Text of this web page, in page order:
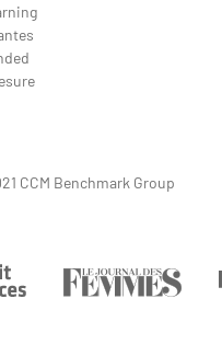
CCM Benchmark Group